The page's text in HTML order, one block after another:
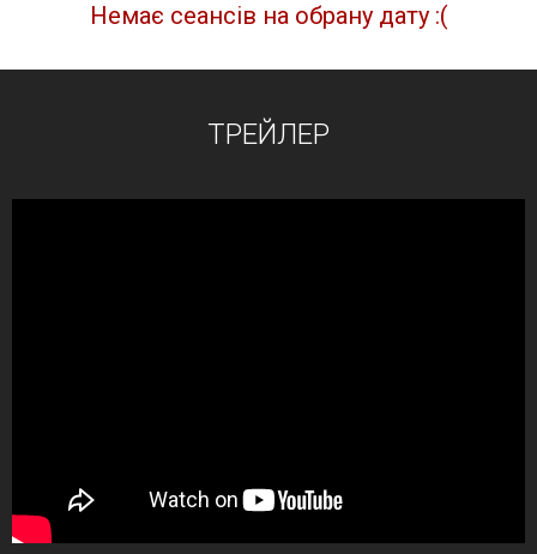
Немає сеансів на обрану дату :(
ТРЕЙЛЕР